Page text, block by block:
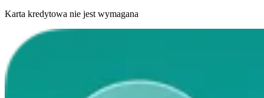
Karta kredytowa nie jest wymagana